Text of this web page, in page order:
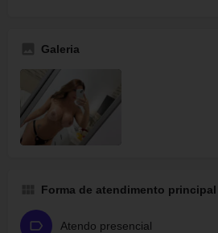
Galeria
Forma de atendimento principal
Atendo presencial